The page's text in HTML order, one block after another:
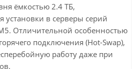
ёмкостью 2.4 ТБ,
установки в серверы серий
Отличительной особенностью
подключения (Hot-Swap),
работу даже при